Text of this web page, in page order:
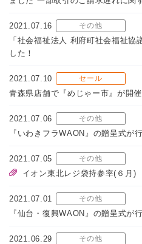
2021.07.16 その他
「社会福祉法人 利府町社会福祉協
した！
2021.07.10 セール
青森県店舗で『めじゃー市』が開催
2021.07.06 その他
『いわきフラWAON』の贈呈式が
2021.07.05 その他
イオン東北レジ袋持参率(６月)
2021.07.01 その他
『仙台・復興WAON』の贈呈式が
2021.06.29 その他